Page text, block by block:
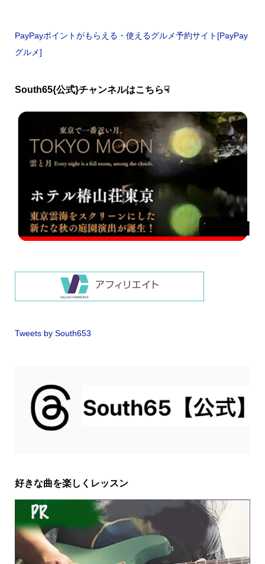
PayPayポイントがもらえる・使えるグルメ予約サイト[PayPay
グルメ]
South65{公式}チャンネルはこちら☟
Tweets by South653
好きな曲を楽しくレッスン